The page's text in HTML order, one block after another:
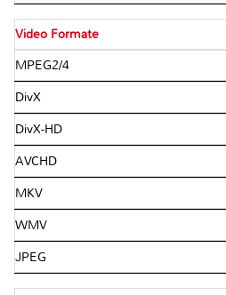
Video Formate
MPEG2/4
DivX
DivX-HD
AVCHD
MKV
WMV
JPEG